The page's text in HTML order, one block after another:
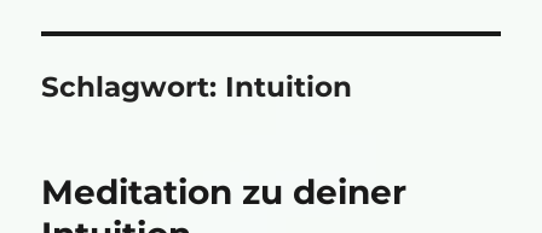
Schlagwort: Intuition
Meditation zu deiner